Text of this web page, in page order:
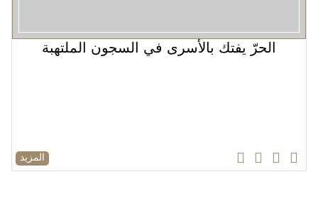
الحرّ يفتك بالأسرى في السجون الملتهبة
المزيد